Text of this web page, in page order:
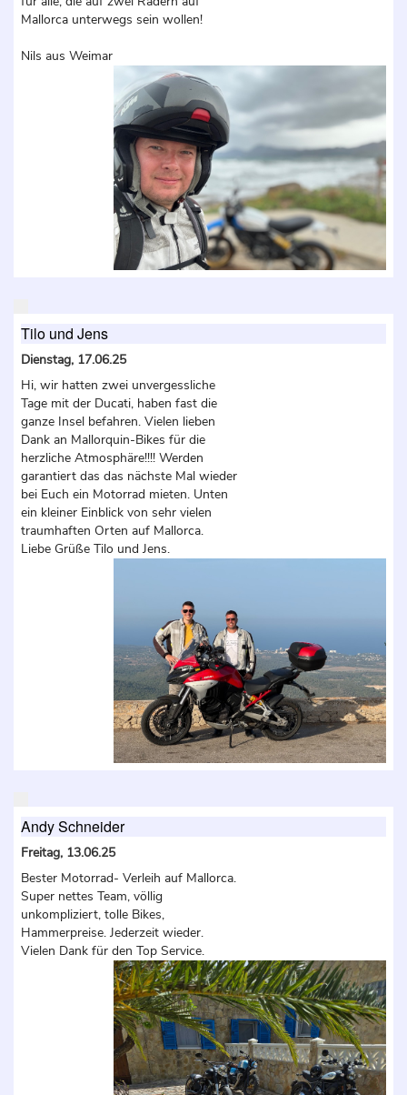
Mallorca unterwegs sein wollen!
Nils aus Weimar
Tilo und Jens
Dienstag, 17.06.25
Hi, wir hatten zwei unvergessliche
Tage mit der Ducati, haben fast die
ganze Insel befahren. Vielen lieben
Dank an Mallorquin-Bikes für die
herzliche Atmosphäre!!!! Werden
garantiert das das nächste Mal wieder
bei Euch ein Motorrad mieten. Unten
ein kleiner Einblick von sehr vielen
traumhaften Orten auf Mallorca.
Liebe Grüße Tilo und Jens.
Andy Schneider
Freitag, 13.06.25
Bester Motorrad- Verleih auf Mallorca.
Super nettes Team, völlig
unkompliziert, tolle Bikes,
Hammerpreise. Jederzeit wieder.
Vielen Dank für den Top Service.